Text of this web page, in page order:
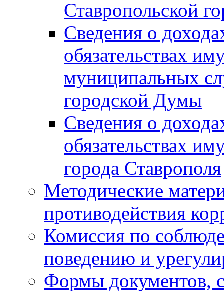
Ставропольской
Сведения о
обязательствах
муниципальных
городской Думы
Сведения о
обязательствах
города Ставрополя
Методические
противодействия
Комиссия по
поведению и
Формы документов,